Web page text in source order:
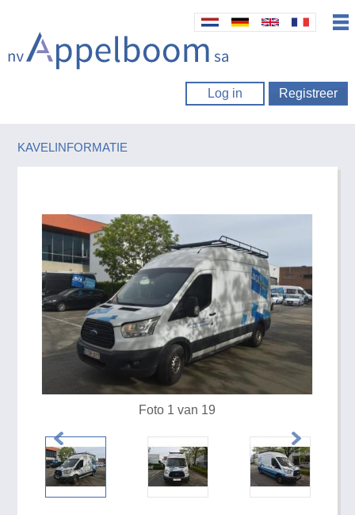
Log in Registreer
KAVELINFORMATIE
Foto 1 van 19